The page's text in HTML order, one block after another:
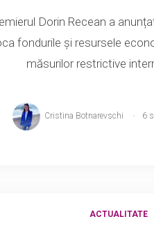
Dorin Recean a
fondurile și resursele
măsurilor restrictive
Cristina Botnarevschi 6
ACTUALITATE